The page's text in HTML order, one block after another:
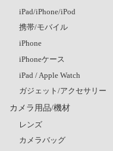
iPad/iPhone/iPod
携帯/モバイル
iPhone
iPhoneケース
iPad / Apple Watch
ガジェット/アクセサリー
カメラ用品/機材
レンズ
カメラバッグ